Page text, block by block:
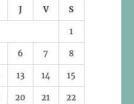
J V S
1
6 7 8
13 14 15
20 21 22